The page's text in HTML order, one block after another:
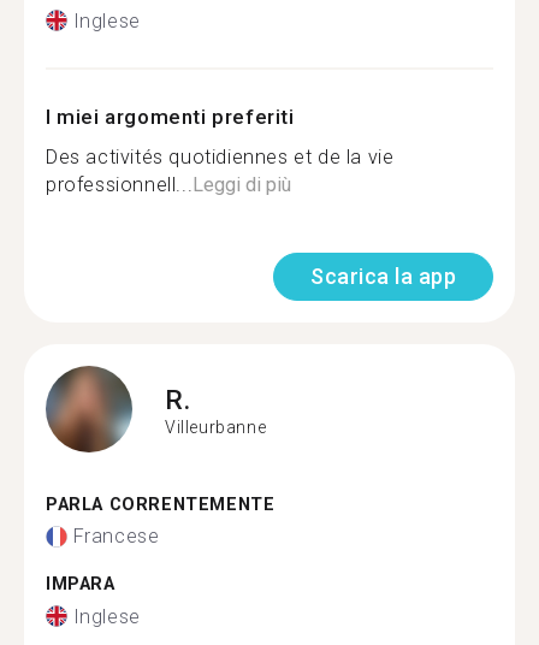
Inglese
I miei argomenti preferiti
Des activités quotidiennes et de la vie
professionnell... Leggi di più
Scarica la app
R.
Villeurbanne
PARLA CORRENTEMENTE
Francese
IMPARA
Inglese